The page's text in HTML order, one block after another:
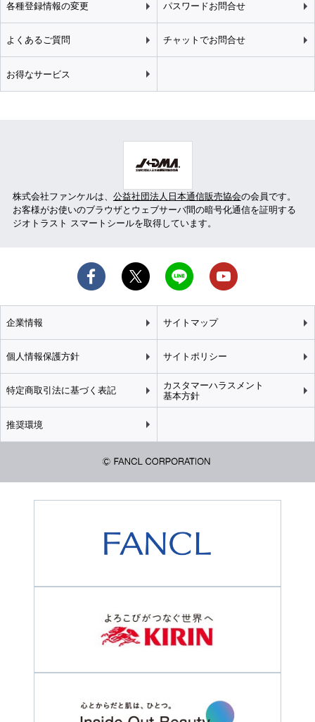
各種登録情報の変更 パスワードお問合せ
よくあるご質問 チャットでお問合せ
お得なサービス
株式会社ファンケルは、 公益社団法人日本通信販売協会の会員です。
お客様がお使いのブラウザとウェブサーバ間の暗号化通信を証明する
ジオトラスト スマートシールを取得しています。
企業情報 サイトマップ
個人情報保護方針 サイトポリシー
特定商取引法に基づく表記
カスタマーハラスメント
基本方針
推奨環境